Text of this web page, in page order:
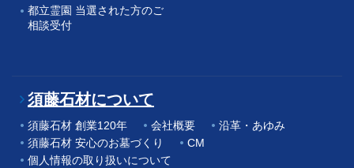
都立霊園 当選された方のご
相談受付
須藤石材について
須藤石材 創業120年 会社概要
沿革・あゆみ
須藤石材 安心のお墓づくり
CM
個人情報の取り扱いについて